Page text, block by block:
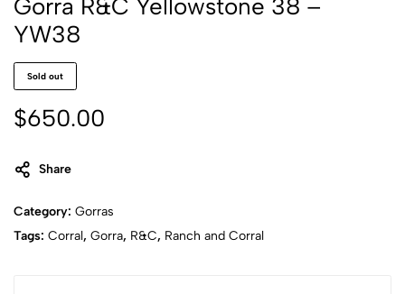
Gorra R&C Yellowstone 38 –
YW38
Sold out
$650.00
Share
Category: Gorras
Tags: Corral, Gorra, R&C, Ranch and Corral